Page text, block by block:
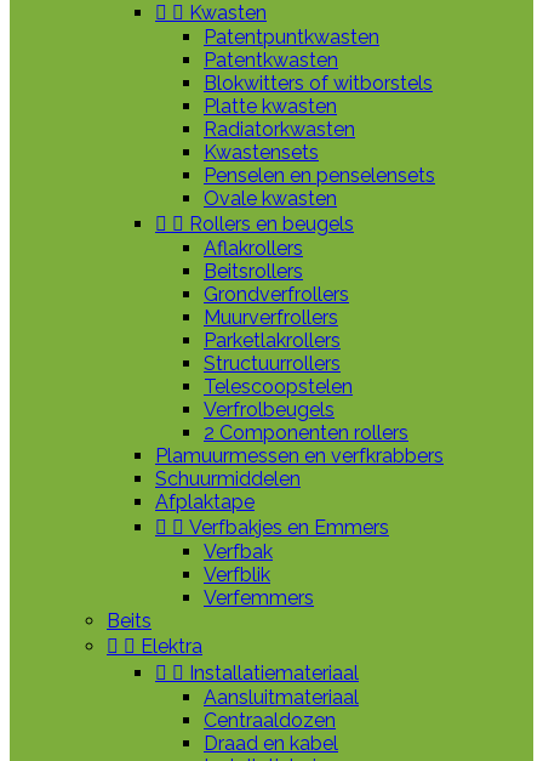
  Kwasten
Patentpuntkwasten
Patentkwasten
Blokwitters of witborstels
Platte kwasten
Radiatorkwasten
Kwastensets
Penselen en penselensets
Ovale kwasten
  Rollers en beugels
Aflakrollers
Beitsrollers
Grondverfrollers
Muurverfrollers
Parketlakrollers
Structuurrollers
Telescoopstelen
Verfrolbeugels
2 Componenten rollers
Plamuurmessen en verfkrabbers
Schuurmiddelen
Afplaktape
  Verfbakjes en Emmers
Verfbak
Verfblik
Verfemmers
Beits
  Elektra
  Installatiemateriaal
Aansluitmateriaal
Centraaldozen
Draad en kabel